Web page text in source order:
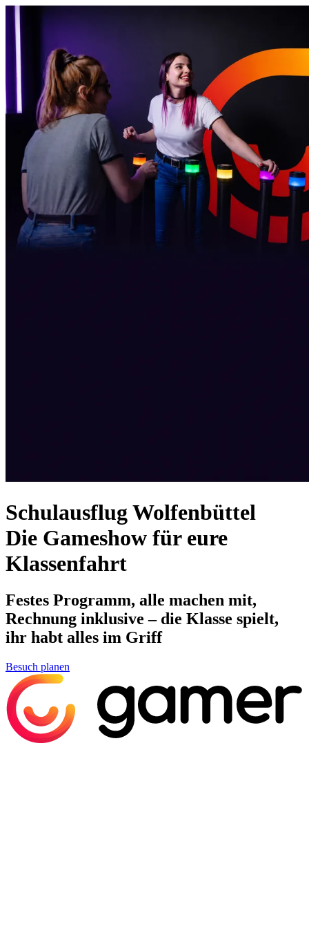
Schulausflug Wolfenbüttel
Die Gameshow für eure
Klassenfahrt
Festes Programm, alle machen mit,
Rechnung inklusive – die Klasse spielt,
ihr habt alles im Griff
Besuch planen